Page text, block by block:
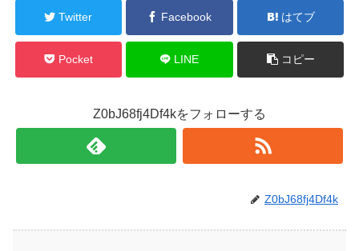
Twitter Facebook はてブ
Pocket LINE コピー
Z0bJ68fj4Df4kをフォローする
Z0bJ68fj4Df4k